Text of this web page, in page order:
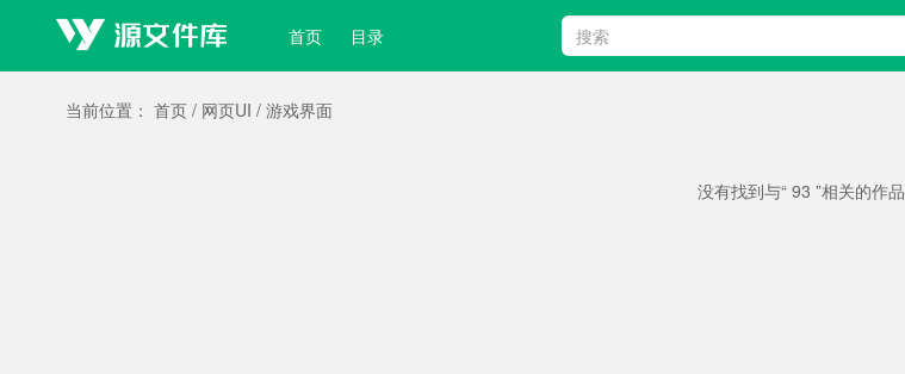
首页 目录
当前位置： 首页 / 网页UI / 游戏界面
没有找到与“ 93 ”相关的作品